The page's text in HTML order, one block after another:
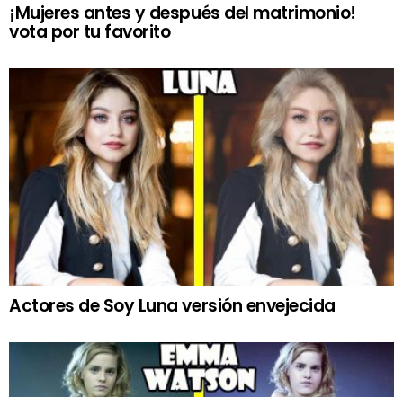
¡Mujeres antes y después del matrimonio!
vota por tu favorito
Actores de Soy Luna versión envejecida